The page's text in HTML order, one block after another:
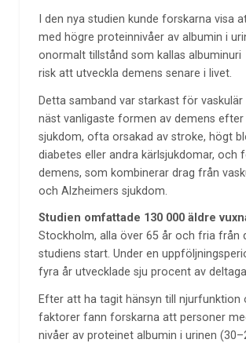
I den nya studien kunde forskarna visa
med högre proteinnivåer av albumin i
onormalt tillstånd som kallas
risk att utveckla demens senare i livet.
Detta samband var starkast för vaskulär
näst vanligaste formen av demens efter
sjukdom, ofta orsakad av stroke, högt
diabetes eller andra kärlsjukdomar, och
demens, som kombinerar drag från
och Alzheimers sjukdom.
Studien omfattade 130 000 äldre
Stockholm, alla över 65 år och fria från
studiens start. Under en
fyra år utvecklade sju procent av
Efter att ha tagit hänsyn till njurfunktion
faktorer fann forskarna att personer
nivåer av proteinet albumin i urinen